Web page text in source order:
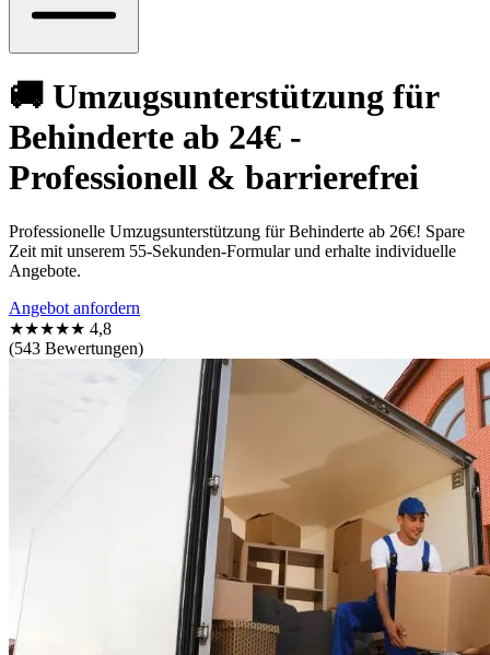
🚚 Umzugsunterstützung für
Behinderte ab 24€ -
Professionell & barrierefrei
Professionelle Umzugsunterstützung für Behinderte ab 26€! Spare
Zeit mit unserem 55-Sekunden-Formular und erhalte individuelle
Angebote.
Angebot anfordern
★★★★★ 4,8
(543 Bewertungen)